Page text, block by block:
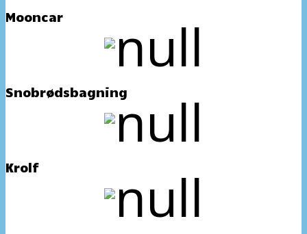
Mooncar
Snobrødsbagning
Krolf